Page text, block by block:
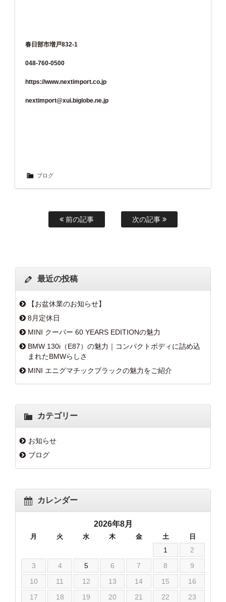
春日部市増戸832-1
048-760-0500
https://www.nextimport.co.jp
nextimport@xui.biglobe.ne.jp
ブログ
前の記事 次の記事
最近の投稿
【お盆休業のお知らせ】
8月定休日
MINI クーパー 60 YEARS EDITIONの魅力
BMW 130i（E87）の魅力｜コンパクトボディに詰め込
まれたBMWらしさ
MINI エニグマチックブラックの魅力をご紹介
カテゴリー
お知らせ
ブログ
カレンダー
2026年8月
月 火 水 木 金 土 日
1
2
3
4 5 6 7 8
9
10
11 12 13 14 15
16
17
18 19 20 21 22
23